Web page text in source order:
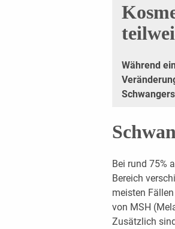
Während
Bei rund 75%
Bereich
meisten
von MSH
Zusätzlich